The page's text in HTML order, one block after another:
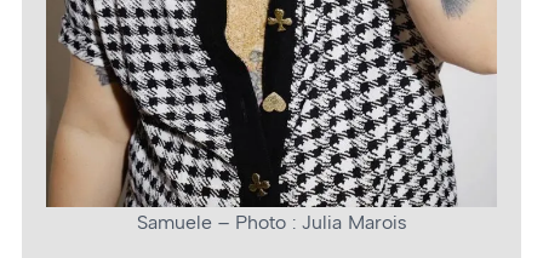
Samuele – Photo : Julia Marois